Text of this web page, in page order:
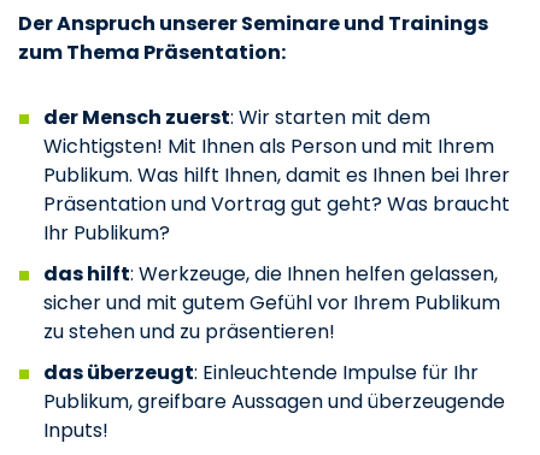
Der Anspruch unserer Seminare und Trainings
zum Thema Präsentation:
der Mensch zuerst: Wir starten mit dem
Wichtigsten! Mit Ihnen als Person und mit Ihrem
Publikum. Was hilft Ihnen, damit es Ihnen bei Ihrer
Präsentation und Vortrag gut geht? Was braucht
Ihr Publikum?
das hilft: Werkzeuge, die Ihnen helfen gelassen,
sicher und mit gutem Gefühl vor Ihrem Publikum
zu stehen und zu präsentieren!
das überzeugt: Einleuchtende Impulse für Ihr
Publikum, greifbare Aussagen und überzeugende
Inputs!